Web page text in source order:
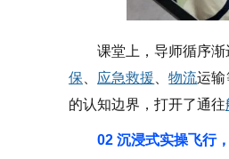
课堂上，导师循序
保
应急救援 、物流运输
的认知边界，打开了通往
02 沉浸式实操飞行